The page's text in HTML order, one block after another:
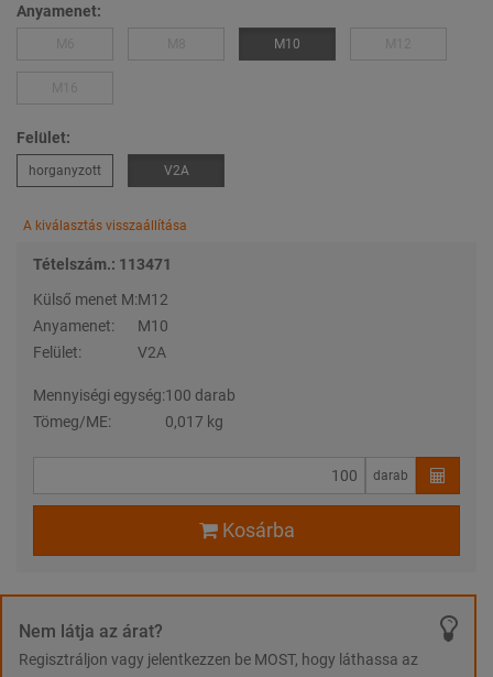
Anyamenet:
M10
Felület:
horganyzott V2A
A kiválasztás visszaállítása
Tételszám.: 113471
Külső menet M:M12
Anyamenet:
M10
Felület:
V2A
Mennyiségi egység:100 darab
Tömeg/ME:
0,017 kg
darab
Kosárba
Nem látja az árat?
Regisztráljon vagy jelentkezzen be MOST, hogy láthassa az